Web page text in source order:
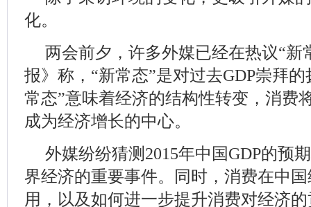
化。
两会前夕，许多外媒已经在热议“新
报》称，“新常态”是对过去GDP崇拜
常态”意味着经济的结构性转变，消费
成为经济增长的中心。
外媒纷纷猜测2015年中国GDP的预
界经济的重要事件。同时，消费在中
用，以及如何进一步提升消费对经济